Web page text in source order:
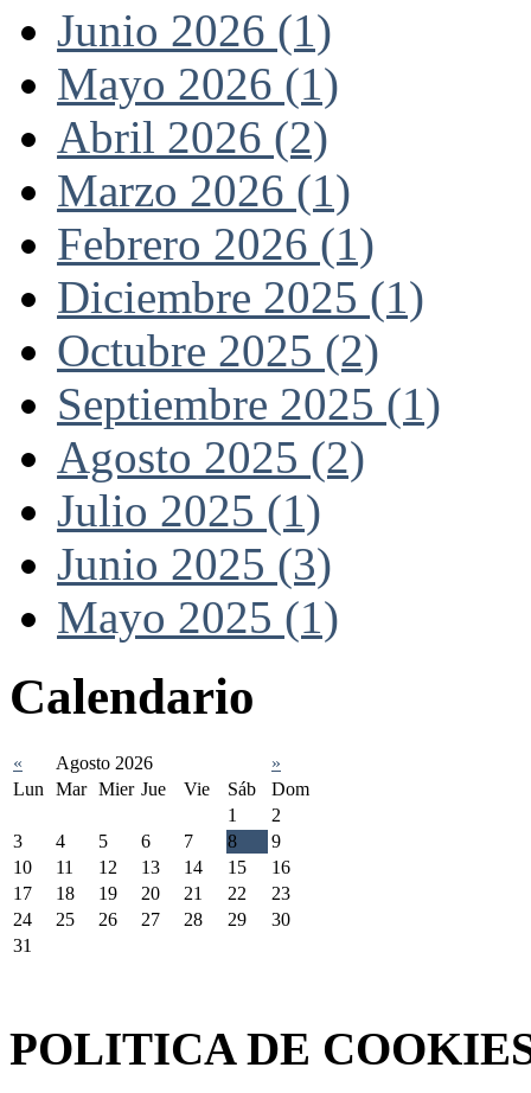
Junio 2026 (1)
Mayo 2026 (1)
Abril 2026 (2)
Marzo 2026 (1)
Febrero 2026 (1)
Diciembre 2025 (1)
Octubre 2025 (2)
Septiembre 2025 (1)
Agosto 2025 (2)
Julio 2025 (1)
Junio 2025 (3)
Mayo 2025 (1)
Calendario
« Agosto 2026
»
Lun
Mar Mier Jue Vie Sáb
Dom
1
2
3
4 5 6 7 8
9
10
11 12 13 14 15
16
17
18 19 20 21 22
23
24
25 26 27 28 29
30
31
POLITICA DE